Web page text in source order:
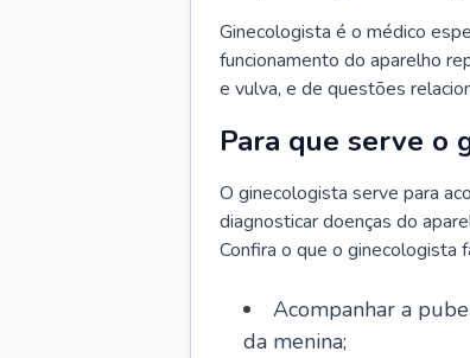
Ginecologista é o médico
funcionamento do aparelho
e vulva, e de questões
Para que serve o
O ginecologista serve para
diagnosticar doenças do
Confira o que o ginecologista
Acompanhar a
da menina;